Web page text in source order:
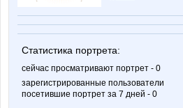
Статистика портрета:
сейчас просматривают портрет - 0
зарегистрированные пользователи
посетившие портрет за 7 дней - 0